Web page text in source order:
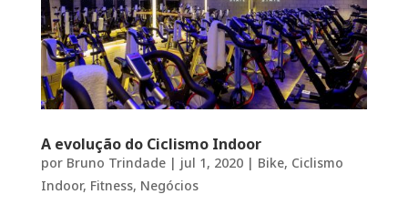
A evolução do Ciclismo Indoor
por Bruno Trindade| jul 1, 2020| Bike, Ciclismo
Indoor, Fitness, Negócios